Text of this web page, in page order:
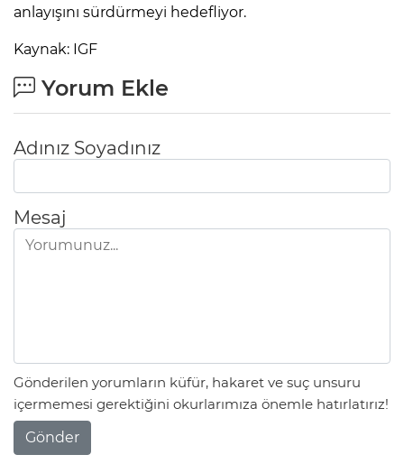
anlayışını sürdürmeyi hedefliyor.
Kaynak: IGF
Yorum Ekle
Adınız Soyadınız
Mesaj
Gönderilen yorumların küfür, hakaret ve suç unsuru
içermemesi gerektiğini okurlarımıza önemle hatırlatırız!
Gönder